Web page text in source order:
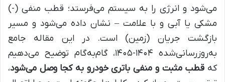
می‌شود و انرژی را به سیستم می‌فرستد؛ قطب منفی (-)
مشکی یا آبی و با علامت – نشان داده می‌شود و مسیر
بازگشت جریان (زمین) است. در این مقاله جامع
به‌روزرسانی‌شده ۱۴۰۴-۱۴۰۵، گام‌به‌گام توضیح می‌دهیم
که قطب مثبت و منفی باتری خودرو به کجا وصل می‌شود،